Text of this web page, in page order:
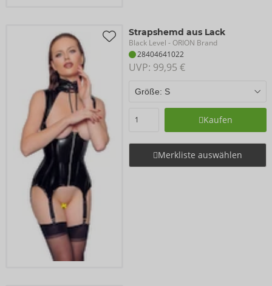
Strapshemd aus Lack
Black Level - ORION Brand
28404641022
UVP: 99,95 €
Kaufen
Merkliste auswählen